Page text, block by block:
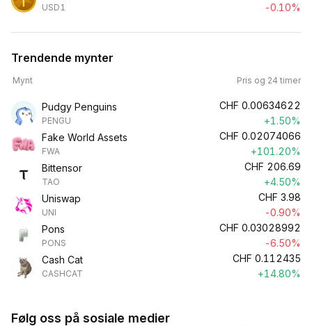
USD1
-0.10%
Trendende mynter
Mynt Pris og 24 timer
Pudgy Penguins
PENGU
CHF 0.00634622
+1.50%
Fake World Assets
FWA
CHF 0.02074066
+101.20%
Bittensor
TAO
CHF 206.69
+4.50%
Uniswap
UNI
CHF 3.98
-0.90%
Pons
PONS
CHF 0.03028992
-6.50%
Cash Cat
CASHCAT
CHF 0.112435
+14.80%
Følg oss på sosiale medier